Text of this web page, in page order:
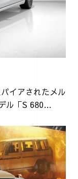
イアされたメル
ル「S 680